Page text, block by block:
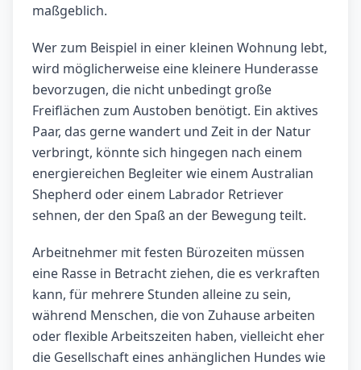
maßgeblich.
Wer zum Beispiel in einer kleinen Wohnung lebt,
wird möglicherweise eine kleinere Hunderasse
bevorzugen, die nicht unbedingt große
Freiflächen zum Austoben benötigt. Ein aktives
Paar, das gerne wandert und Zeit in der Natur
verbringt, könnte sich hingegen nach einem
energiereichen Begleiter wie einem Australian
Shepherd oder einem Labrador Retriever
sehnen, der den Spaß an der Bewegung teilt.
Arbeitnehmer mit festen Bürozeiten müssen
eine Rasse in Betracht ziehen, die es verkraften
kann, für mehrere Stunden alleine zu sein,
während Menschen, die von Zuhause arbeiten
oder flexible Arbeitszeiten haben, vielleicht eher
die Gesellschaft eines anhänglichen Hundes wie